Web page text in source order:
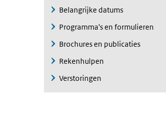
Belangrijke datums
Programma's en formulieren
Brochures en publicaties
Rekenhulpen
Verstoringen